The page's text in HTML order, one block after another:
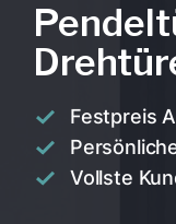
Festpreis
Vollste